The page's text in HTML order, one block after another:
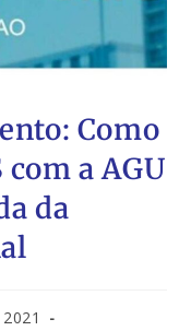
Como
com a AGU
da